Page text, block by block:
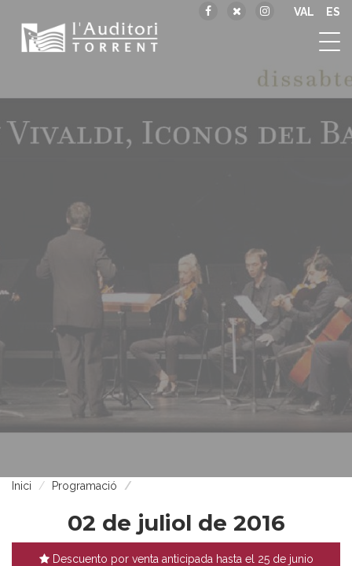
ES
VAL
Inici Programació
02 de juliol de 2016
Descuento por venta anticipada hasta el 25 de junio